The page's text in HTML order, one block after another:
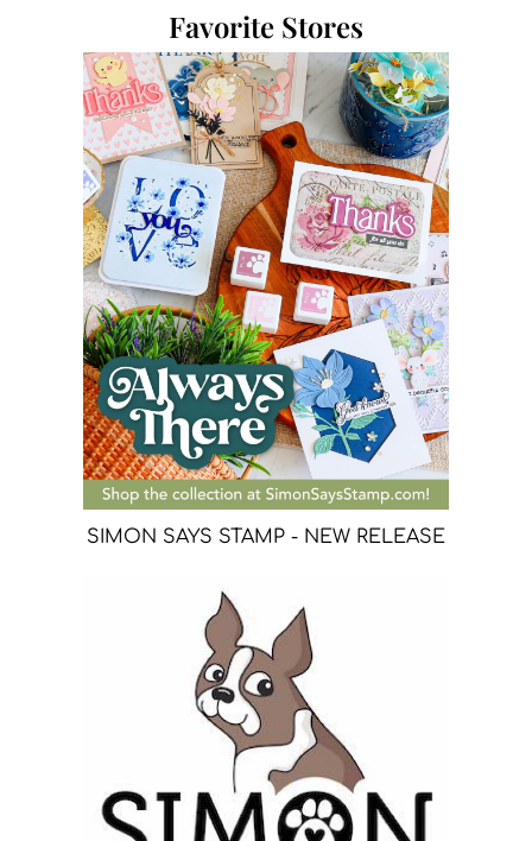
Favorite Stores
SIMON SAYS STAMP - NEW RELEASE